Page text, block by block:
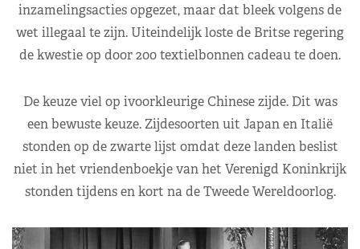
inzamelingsacties opgezet, maar dat bleek volgens de
wet illegaal te zijn. Uiteindelijk loste de Britse regering
de kwestie op door 200 textielbonnen cadeau te doen.
De keuze viel op ivoorkleurige Chinese zijde. Dit was
een bewuste keuze. Zijdesoorten uit Japan en Italië
stonden op de zwarte lijst omdat deze landen beslist
niet in het vriendenboekje van het Verenigd Koninkrijk
stonden tijdens en kort na de Tweede Wereldoorlog.